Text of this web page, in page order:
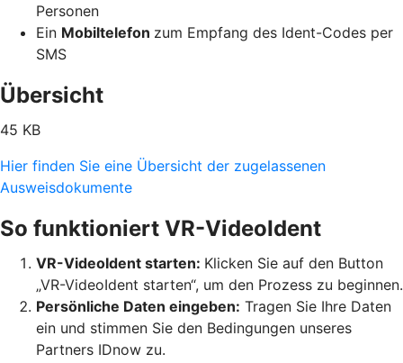
Personen
Ein Mobiltelefon zum Empfang des Ident-Codes per
SMS
Übersicht
45 KB
Hier finden Sie eine Übersicht der zugelassenen
Ausweisdokumente
So funktioniert VR-VideoIdent
VR-VideoIdent starten: Klicken Sie auf den Button
„VR-VideoIdent starten“, um den Prozess zu beginnen.
Persönliche Daten eingeben: Tragen Sie Ihre Daten
ein und stimmen Sie den Bedingungen unseres
Partners IDnow zu.